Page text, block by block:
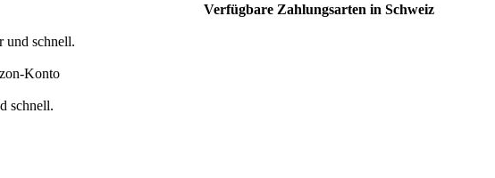
Verfügbare Zahlungsarten in Schweiz
und schnell.
Konto
schnell.